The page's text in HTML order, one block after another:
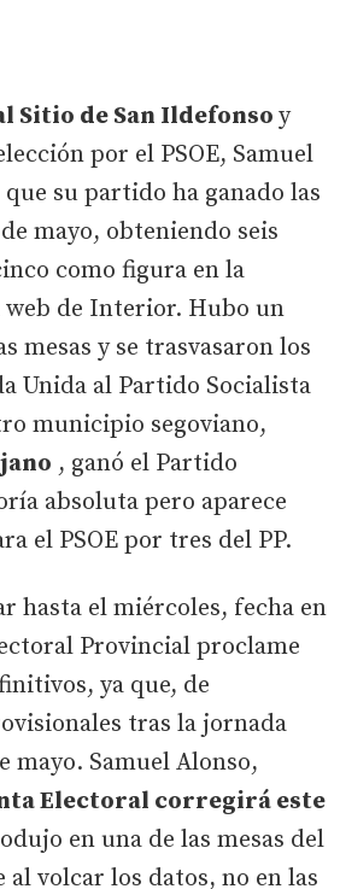
Sitio de San Ildefonso y
por el PSOE, Samuel
su partido ha ganado las
mayo, obteniendo seis
como figura en la
web de Interior. Hubo un
mesas y se trasvasaron los
Unida al Partido Socialista
municipio segoviano,
, ganó el Partido
absoluta pero aparece
el PSOE por tres del PP.
hasta el miércoles, fecha en
Provincial proclame
ya que, de
tras la jornada
mayo. Samuel Alonso,
Electoral corregirá este
en una de las mesas del
volcar los datos, no en las